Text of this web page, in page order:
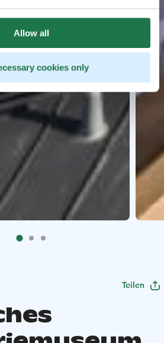
Allow all
cookies only
Teilen